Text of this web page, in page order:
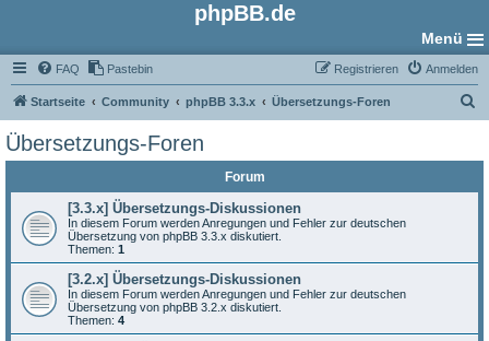
phpBB.de
Menü
FAQ Pastebin Anmelden
Registrieren
Startseite Community phpBB 3.3.x Übersetzungs-Foren
Übersetzungs-Foren
Forum
[3.3.x] Übersetzungs-Diskussionen
In diesem Forum werden Anregungen und Fehler zur deutschen
Übersetzung von phpBB 3.3.x diskutiert.
Themen: 1
[3.2.x] Übersetzungs-Diskussionen
In diesem Forum werden Anregungen und Fehler zur deutschen
Übersetzung von phpBB 3.2.x diskutiert.
Themen: 4